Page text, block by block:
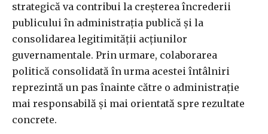
strategică va contribui la creșterea încrederii
publicului în administrația publică și la
consolidarea legitimității acțiunilor
guvernamentale. Prin urmare, colaborarea
politică consolidată în urma acestei întâlniri
reprezintă un pas înainte către o administrație
mai responsabilă și mai orientată spre rezultate
concrete.